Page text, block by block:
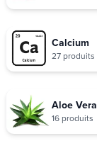
Calcium
27 produits
Aloe Vera
16 produits